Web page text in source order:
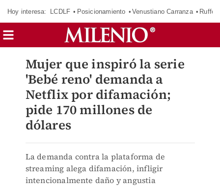
Hoy interesa: LCDLF Posicionamiento Venustiano Carranza Ruffo
Mujer que inspiró la serie
'Bebé reno' demanda a
Netflix por difamación;
pide 170 millones de
dólares
La demanda contra la plataforma de
streaming alega difamación, infligir
intencionalmente daño y angustia